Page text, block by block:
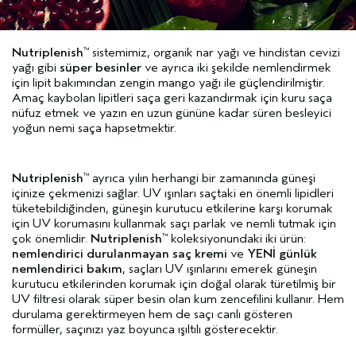
Nutriplenish™ sistemimiz, organik nar yağı ve hindistan cevizi
yağı gibi süper besinler ve ayrıca iki şekilde nemlendirmek
için lipit bakımından zengin mango yağı ile güçlendirilmiştir.
Amaç kaybolan lipitleri saça geri kazandırmak için kuru saça
nüfuz etmek ve yazın en uzun gününe kadar süren besleyici
yoğun nemi saça hapsetmektir.
Nutriplenish™ ayrıca yılın herhangi bir zamanında güneşi
içinize çekmenizi sağlar. UV ışınları saçtaki en önemli lipidleri
tüketebildiğinden, güneşin kurutucu etkilerine karşı korumak
için UV korumasını kullanmak saçı parlak ve nemli tutmak için
çok önemlidir. Nutriplenish™ koleksiyonundaki iki ürün:
nemlendirici durulanmayan saç kremi ve YENİ günlük
nemlendirici bakım, saçları UV ışınlarını emerek güneşin
kurutucu etkilerinden korumak için doğal olarak türetilmiş bir
UV filtresi olarak süper besin olan kum zencefilini kullanır. Hem
durulama gerektirmeyen hem de saçı canlı gösteren
formüller, saçınızı yaz boyunca ışıltılı gösterecektir.